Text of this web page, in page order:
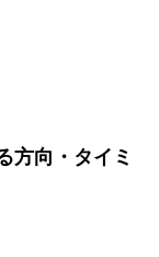
方向・タイミ